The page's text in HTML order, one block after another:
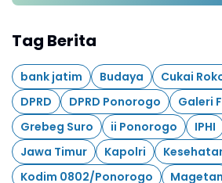
Tag Berita
bank jatim Budaya Cukai
DPRD
DPRD Ponorogo
Galeri
Grebeg Suro
ii Ponorogo IPHI
Jawa Timur
Kapolri
Kodim 0802/Ponorogo
Magetan